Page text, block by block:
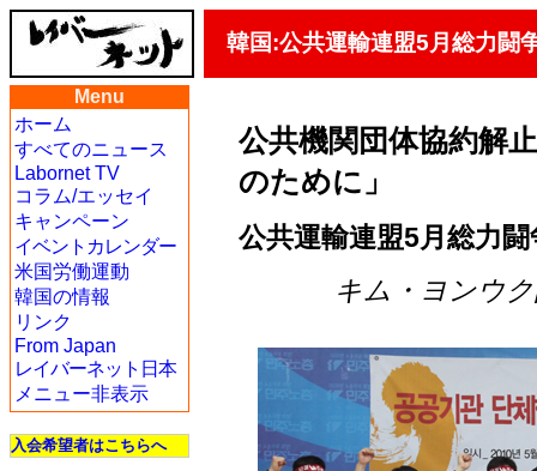
韓国:公共運輸連盟5月総力闘
Menu
ホーム
すべてのニュース
Labornet TV
コラム/エッセイ
キャンペーン
イベントカレンダー
米国労働運動
韓国の情報
リンク
From Japan
レイバーネット日本
メニュー非表示
入会希望者はこちらへ
公共機関団体協約解
のために」
公共運輸連盟5月総力
キム・ヨンウ